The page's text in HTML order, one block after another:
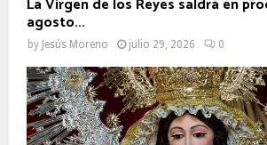
La Virgen de los Reyes saldrá en
agosto...
by Jesús Moreno julio 29, 2026 0